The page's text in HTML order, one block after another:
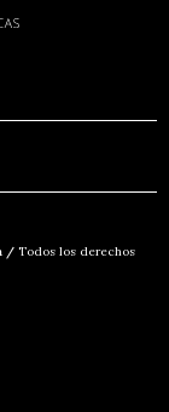
/ Todos los derechos